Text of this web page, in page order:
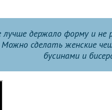
держало форму и не
сделать женские
бусинами и